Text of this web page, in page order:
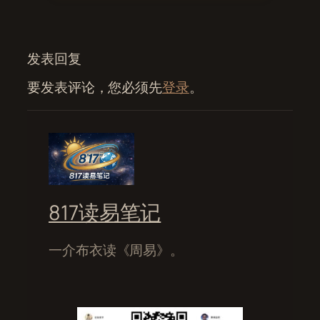
发表回复
要发表评论，您必须先登录。
817读易笔记
一介布衣读《周易》。